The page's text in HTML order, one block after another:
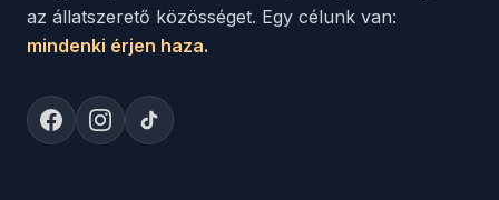
az állatszerető közösséget. Egy célunk van:
mindenki érjen haza.